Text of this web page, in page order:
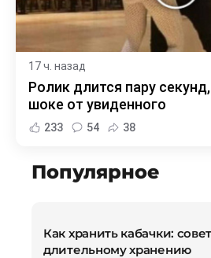
17 ч. назад
Ролик длится пару
шоке от увиденного
233 54 38
Популярное
Как хранить кабачки:
длительному хранению